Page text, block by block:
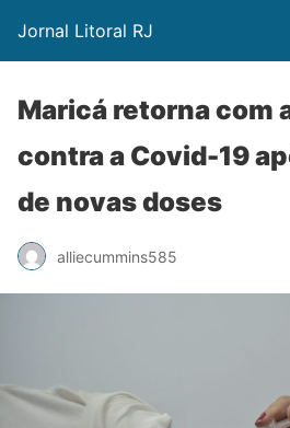
Jornal Litoral RJ
Maricá retorna com
contra a Covid-19
de novas doses
alliecummins585